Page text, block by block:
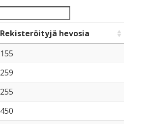
Rekisteröityjä hevosia
155
259
255
450